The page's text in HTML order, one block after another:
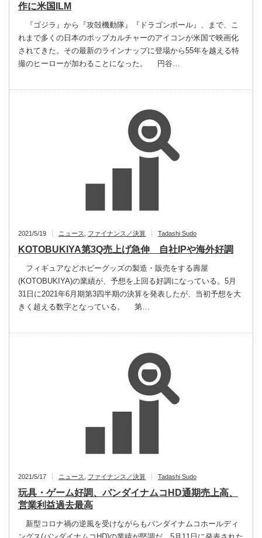
作に米国ILM
『ゴジラ』から『攻殻機動隊』『ドラゴンボール』、まで、こ
れまで多くの日本のポップカルチャーのアイコンが米国で映画化
されてきた。その最新のラインナップに登場から55年を越える特
撮のヒーローが加わることになった。 円谷…
2021/5/19 ニュース ファイナンス／決算 Tadashi Sudo
KOTOBUKIYA第3Q売上げ急伸 自社IPや海外好調
フィギュアなどホビーグッズの製造・販売をする壽屋
(KOTOBUKIYA)の業績が、予想を上回る好調になっている。5月
31日に2021年6月期第3四半期の決算を発表したが、当初予想を大
きく超える数字となっている。 第…
2021/5/17 ニュース ファイナンス／決算 Tadashi Sudo
玩具・ゲーム好調、バンダイナムコHD通期売上高、
営業利益過去最高
新型コロナ禍の逆風を受けながらもバンダイナムコホールディ